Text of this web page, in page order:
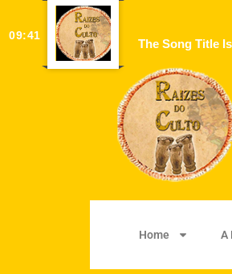
09:41
The Song Title
Home A